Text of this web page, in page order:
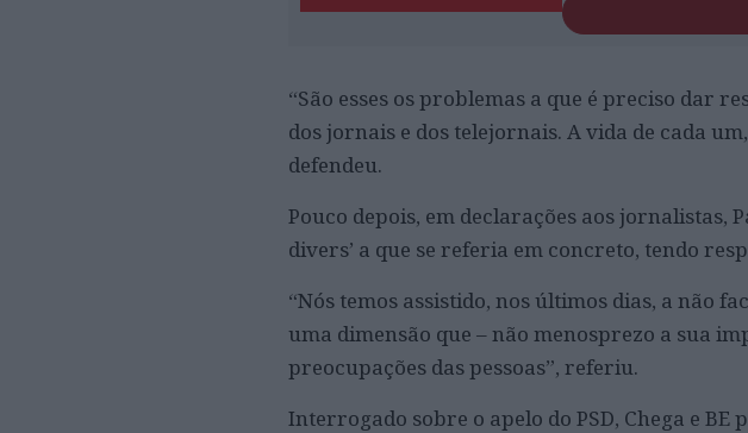
“São esses os problemas a que é preciso dar
dos jornais e dos telejornais. A vida de cada
defendeu.
Pouco depois, em declarações aos jornalistas,
divers’ a que se referia em concreto, tendo
“Nós temos assistido, nos últimos dias, a não
uma dimensão que – não menosprezo a sua
preocupações das pessoas”, referiu.
Interrogado sobre o apelo do PSD, Chega e